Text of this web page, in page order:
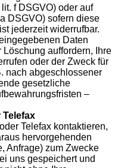
f DSGVO) oder auf
DSGVO) sofern diese
jederzeit widerrufbar.
Daten
auffordern, Ihre
oder der Zweck für
nach abgeschlossener
gesetzliche
–
Telefax
Telefax kontaktieren,
hervorgehenden
Anfrage) zum Zwecke
uns gespeichert und